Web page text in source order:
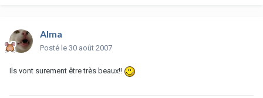
Alma
Posté le 30 août 2007
Ils vont surement être très beaux!!